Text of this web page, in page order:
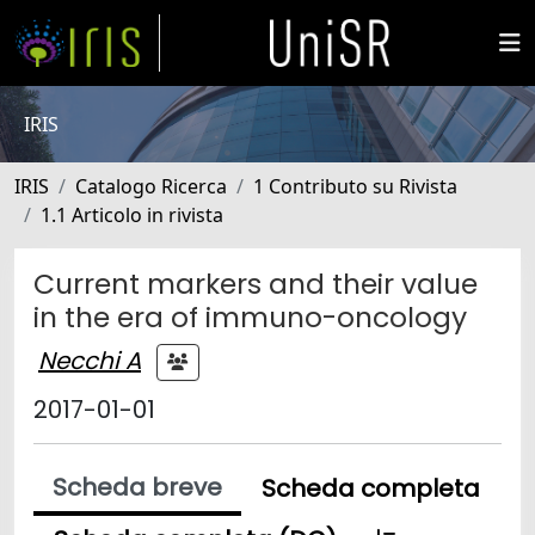
IRIS
IRIS Catalogo Ricerca
1 Contributo su Rivista
1.1 Articolo in rivista
Current markers and their value
in the era of immuno-oncology
Necchi A
2017-01-01
Scheda breve
Scheda completa